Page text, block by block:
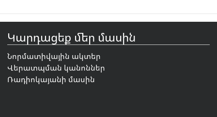
Կարդացեք մեր մասին
Նորմատիվային ակտեր
Վերատպման կանոններ
Ռադիոկայանի մասին